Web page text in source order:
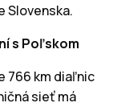
Slovenska.
s Poľskom
766 km diaľnic
sieť má